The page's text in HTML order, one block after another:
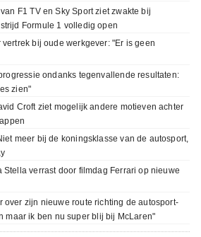
F1 TV en Sky Sport ziet zwakte bij
Formule 1 volledig open
bij oude werkgever: "Er is geen
ondanks tegenvallende resultaten:
zien"
Croft ziet mogelijk andere motieven achter
meer bij de koningsklasse van de autosport,
Stella verrast door filmdag Ferrari op nieuwe
over zijn nieuwe route richting de autosport-
maar ik ben nu super blij bij McLaren"